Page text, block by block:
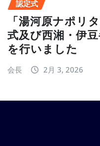
認定式
「湯河原ナポリ
式及び西湘・伊
を行いました
会長 2月 3, 2026